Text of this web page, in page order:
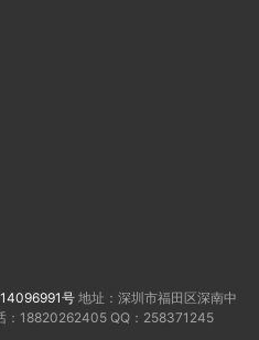
号 地址：深圳市福田区深南中
：18820262405 QQ：258371245